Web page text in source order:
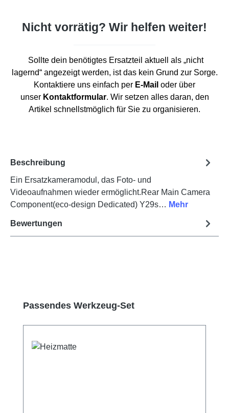
Nicht vorrätig? Wir helfen weiter!
Sollte dein benötigtes Ersatzteil aktuell als „nicht
lagernd“ angezeigt werden, ist das kein Grund zur Sorge.
Kontaktiere uns einfach per E-Mail oder über
unser Kontaktformular. Wir setzen alles daran, den
Artikel schnellstmöglich für Sie zu organisieren.
Beschreibung
Ein Ersatzkameramodul, das Foto- und
Videoaufnahmen wieder ermöglicht.Rear Main Camera
Component(eco-design Dedicated) Y29s… Mehr
Bewertungen
Produktgalerie überspringen
Passendes Werkzeug-Set